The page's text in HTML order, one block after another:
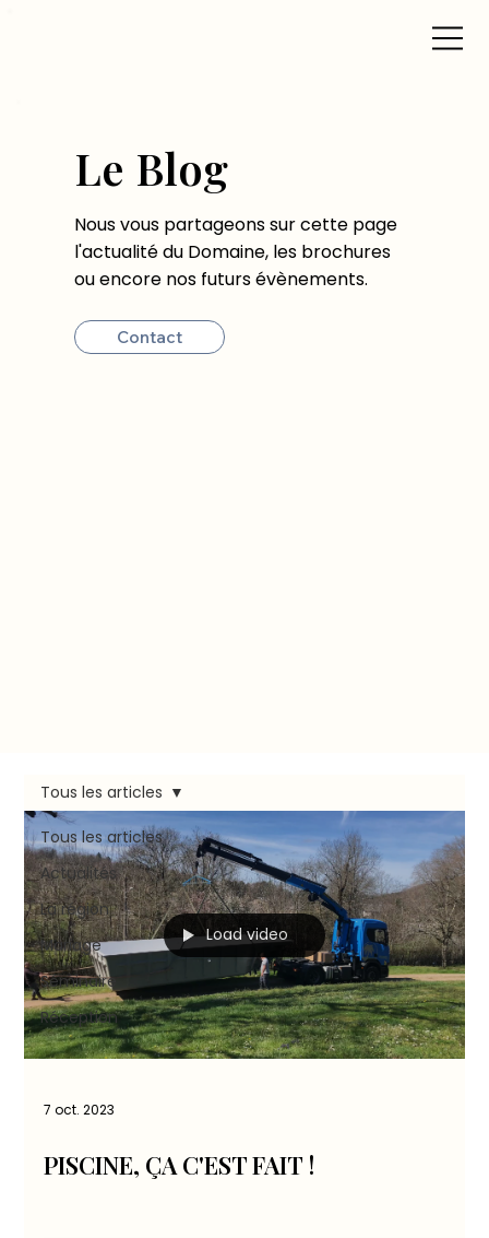
Le Blog
Nous vous partageons sur cette page
l'actualité du Domaine, les brochures
ou encore nos futurs évènements.
Contact
Tous les articles
Actualités
La région
Mariage
Séminaire
Réception
Tous les articles
Load video
7 oct. 2023
PISCINE, ÇA C'EST FAIT !